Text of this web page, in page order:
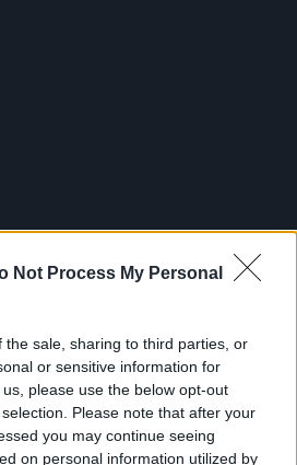
Not Process My Personal
the sale, sharing to third parties, or
or sensitive information for
please use the below opt-out
Please note that after your
you may continue seeing
on personal information utilized by